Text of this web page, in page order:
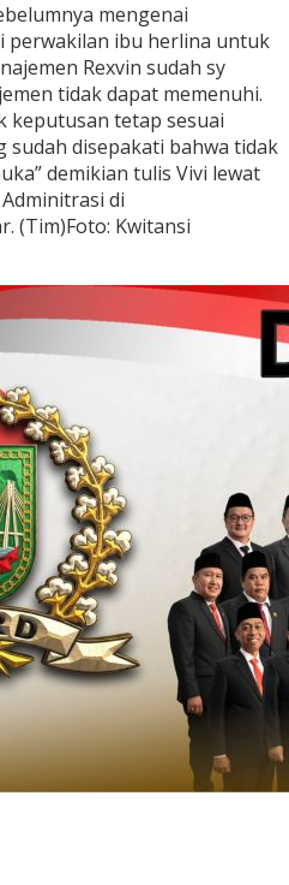
mengenai
perwakilan ibu herlina untuk
Rexvin sudah sy
tidak dapat memenuhi.
keputusan tetap sesuai
sudah disepakati bahwa tidak
demikian tulis Vivi lewat
di
(Tim)Foto: Kwitansi